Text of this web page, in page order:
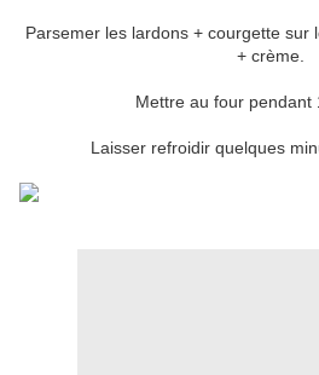
Parsemer les lardons + courgette sur
+ crème.
Mettre au four pendant
Laisser refroidir quelques